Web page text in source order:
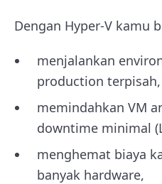
Dengan Hyper-V kamu
menjalankan
production terpisah,
memindahkan VM
downtime minimal
menghemat biaya
banyak hardware,